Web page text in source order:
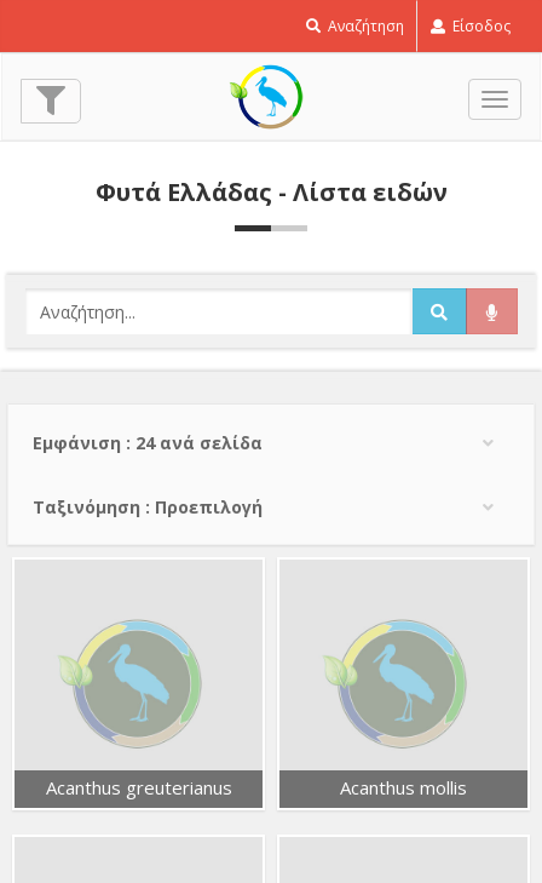
Αναζήτηση Είσοδος
Φυτά Ελλάδας - Λίστα ειδών
Εμφάνιση : 24 ανά σελίδα
Тαξινόμηση : Προεπιλογή
Acanthus greuterianus Acanthus mollis